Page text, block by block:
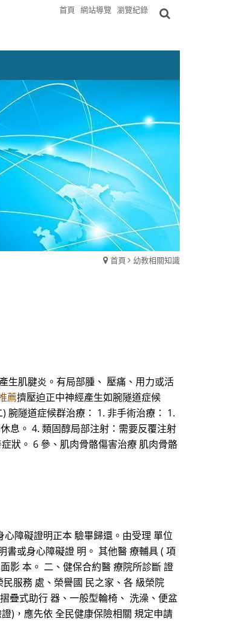
首頁 網站導覽 瀏覽紀錄
首頁 幼教相關知識
生肌腱炎。有局部腫、 壓痛、用力或活
薦擠壓迫正中神經產生如腕隧道症候
腕隧道症候群治療： 1. 非手術治療： 1.
息。 4. 類固醇局部注射：需要反覆注射
狀。 6 參、肌肉骨骼傷害治療 肌肉骨骼
障礙證明正本 驗畢歸還。由受理 單位
書或身心障礙證 明。 其他醫 療輔具 ( 項
影 本。 二、健保合約醫 療院所診斷 證
服務 處、榮譽國 民之家、各 級榮院
疊式助行 器、一般型輪椅、 洗澡、便盆
)，應先依 全民健康保險相關 規定申請